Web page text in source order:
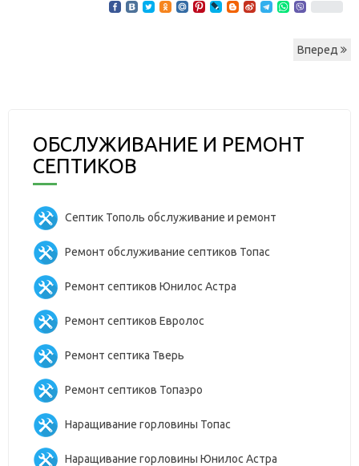
Вперед
ОБСЛУЖИВАНИЕ И РЕМОНТ
СЕПТИКОВ
Септик Тополь обслуживание и ремонт
Ремонт обслуживание септиков Топас
Ремонт септиков Юнилос Астра
Ремонт септиков Евролос
Ремонт септика Тверь
Ремонт септиков Топаэро
Наращивание горловины Топас
Наращивание горловины Юнилос Астра